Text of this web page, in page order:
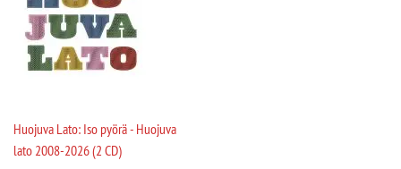
Huojuva Lato: Iso pyörä - Huojuva
lato 2008-2026 (2 CD)